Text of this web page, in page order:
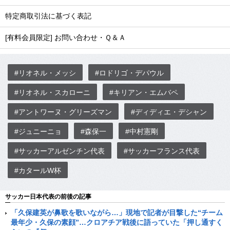
特定商取引法に基づく表記
[有料会員限定] お問い合わせ・Ｑ＆Ａ
#リオネル・メッシ #ロドリゴ・デパウル
#リオネル・スカローニ #キリアン・エムバペ
#アントワーヌ・グリーズマン #ディディエ・デシャン
#ジュニーニョ #森保一 #中村憲剛
#サッカーアルゼンチン代表 #サッカーフランス代表
#カタールW杯
サッカー日本代表の前後の記事
「久保建英が鼻歌を歌いながら…」現地で記者が目撃した“チーム
最年少・久保の素顔”…クロアチア戦後に語っていた「押し通すく